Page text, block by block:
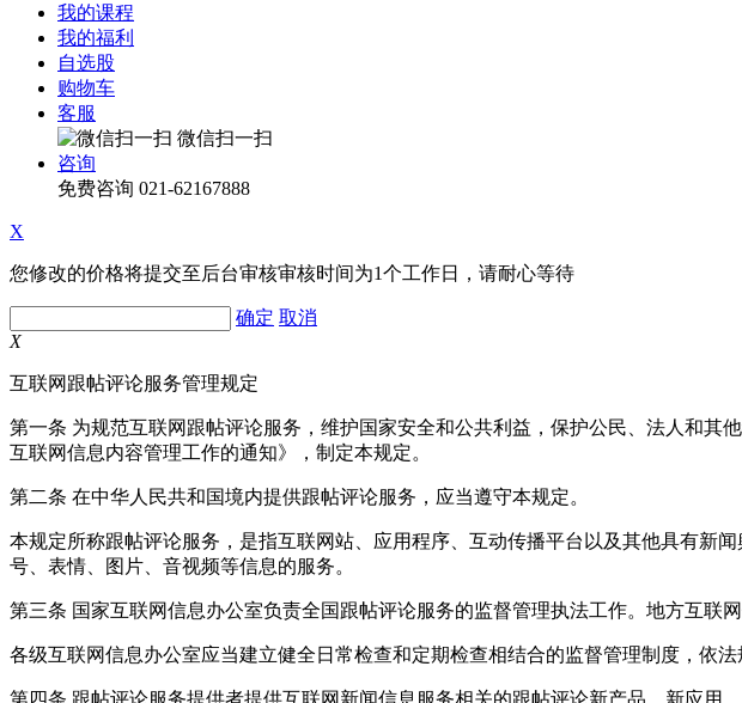
我的课程
我的福利
自选股
购物车
客服
微信扫一扫
咨询
免费咨询 021-62167888
X
您修改的价格将提交至后台审核审核时间为1个工作日，请耐心等待
确定 取消
X
互联网跟帖评论服务管理规定
第一条 为规范互联网跟帖评论服务，维护国家安全和公共利益，保护公民、法人和
互联网信息内容管理工作的通知》，制定本规定。
第二条 在中华人民共和国境内提供跟帖评论服务，应当遵守本规定。
本规定所称跟帖评论服务，是指互联网站、应用程序、互动传播平台以及其他具有新
号、表情、图片、音视频等信息的服务。
第三条 国家互联网信息办公室负责全国跟帖评论服务的监督管理执法工作。地方互联
各级互联网信息办公室应当建立健全日常检查和定期检查相结合的监督管理制度，依法
第四条 跟帖评论服务提供者提供互联网新闻信息服务相关的跟帖评论新产品、新应用